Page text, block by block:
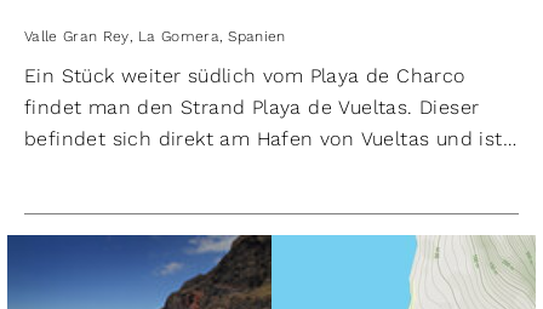
Valle Gran Rey muss man lediglich die Straße, die
aus dem Tal heraus führt, nehmen. Wie von selbst
gelangt man so zum Aussichtspunkt.
Valle Gran Rey La Gomera Spanien
Ein Stück weiter südlich vom Playa de Charco
findet man den Strand Playa de Vueltas. Dieser
befindet sich direkt am Hafen von Vueltas und ist
geeignet und erfreut sich großer Beliebtheit. Durch
das malerische Hafenambiente herrscht eine
besondere Stimmung in der Bucht.